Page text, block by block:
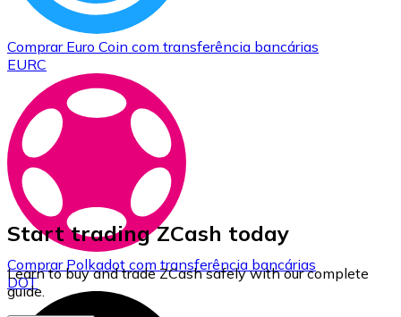
Comprar Euro Coin com transferência bancárias
EURC
ComprarPolkadot com transferência bancárias
DOT
Start trading ZCash today
Learn to buy and trade ZCash safely with our complete
guide.